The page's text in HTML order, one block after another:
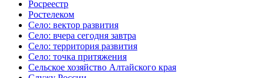
Росреестр
Ростелеком
Село: вектор развития
Село: вчера сегодня завтра
Село: территория развития
Село: точка притяжения
Сельское хозяйство Алтайского края